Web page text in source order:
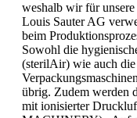
weshalb wir für
Louis Sauter AG
beim
Sowohl die
(sterilAir) wie auch
übrig. Zudem werden
mit ionisierter